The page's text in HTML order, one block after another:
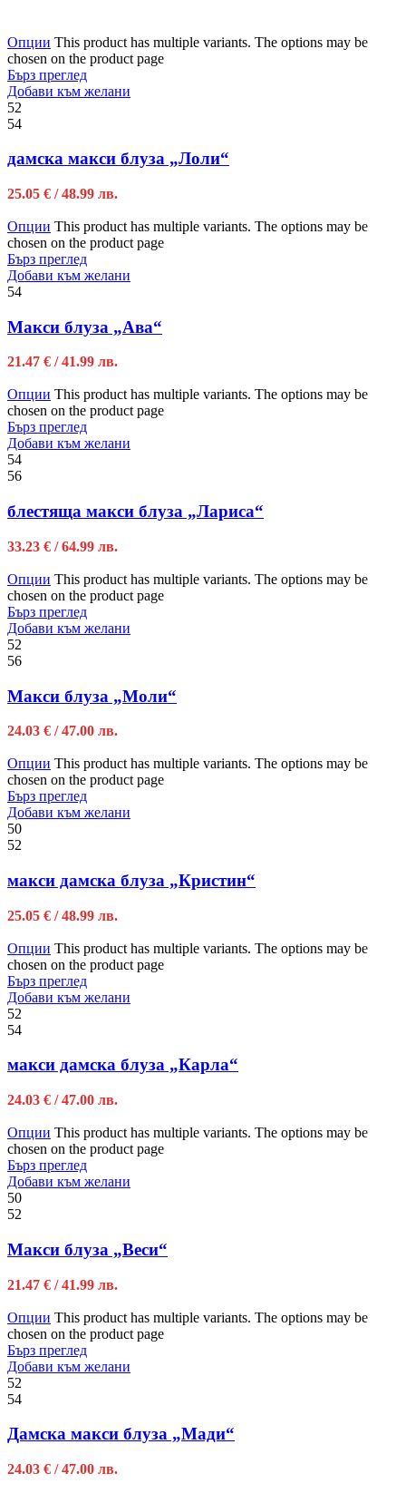
Опции This product has multiple variants. The options may be
chosen on the product page
Бърз преглед
Добави към желани
52
54
дамска макси блуза „Лоли“
25.05 € / 48.99 лв.
Опции This product has multiple variants. The options may be
chosen on the product page
Бърз преглед
Добави към желани
54
Макси блуза „Ава“
21.47 € / 41.99 лв.
Опции This product has multiple variants. The options may be
chosen on the product page
Бърз преглед
Добави към желани
54
56
блестяща макси блуза „Лариса“
33.23 € / 64.99 лв.
Опции This product has multiple variants. The options may be
chosen on the product page
Бърз преглед
Добави към желани
52
56
Макси блуза „Моли“
24.03 € / 47.00 лв.
Опции This product has multiple variants. The options may be
chosen on the product page
Бърз преглед
Добави към желани
50
52
макси дамска блуза „Кристин“
25.05 € / 48.99 лв.
Опции This product has multiple variants. The options may be
chosen on the product page
Бърз преглед
Добави към желани
52
54
макси дамска блуза „Карла“
24.03 € / 47.00 лв.
Опции This product has multiple variants. The options may be
chosen on the product page
Бърз преглед
Добави към желани
50
52
Макси блуза „Веси“
21.47 € / 41.99 лв.
Опции This product has multiple variants. The options may be
chosen on the product page
Бърз преглед
Добави към желани
52
54
Дамска макси блуза „Мади“
24.03 € / 47.00 лв.